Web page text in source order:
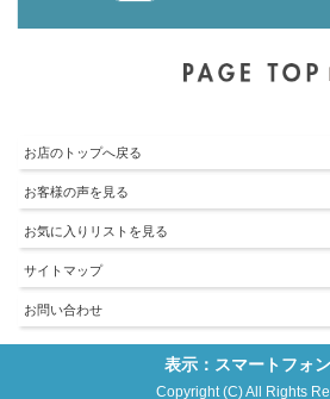
お店のトップへ戻る
お客様の声を見る
お気に入りリストを見る
サイトマップ
お問い合わせ
表示：スマートフォン
Copyright (C) All Rights